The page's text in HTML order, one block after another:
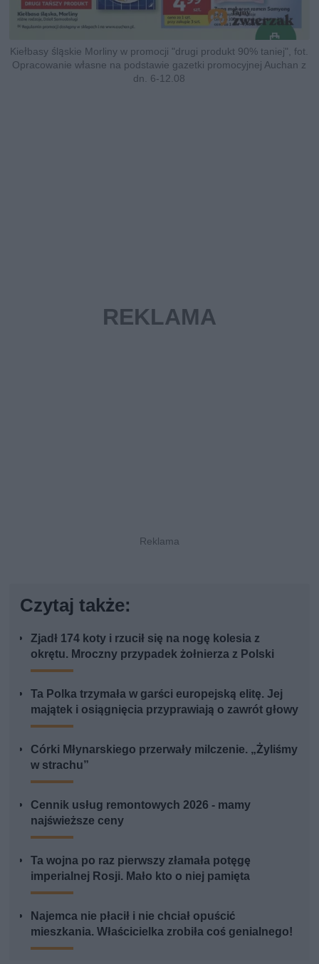
Kiełbasy śląskie Morliny w promocji "drugi produkt 90% taniej", fot.
Opracowanie własne na podstawie gazetki promocyjnej Auchan z
dn. 6-12.08
Czytaj także:
Zjadł 174 koty i rzucił się na nogę kolesia z
okrętu. Mroczny przypadek żołnierza z Polski
Ta Polka trzymała w garści europejską elitę. Jej
majątek i osiągnięcia przyprawiają o zawrót głowy
Córki Młynarskiego przerwały milczenie. „Żyliśmy
w strachu”
Cennik usług remontowych 2026 - mamy
najświeższe ceny
Ta wojna po raz pierwszy złamała potęgę
imperialnej Rosji. Mało kto o niej pamięta
Najemca nie płacił i nie chciał opuścić
mieszkania. Właścicielka zrobiła coś genialnego!